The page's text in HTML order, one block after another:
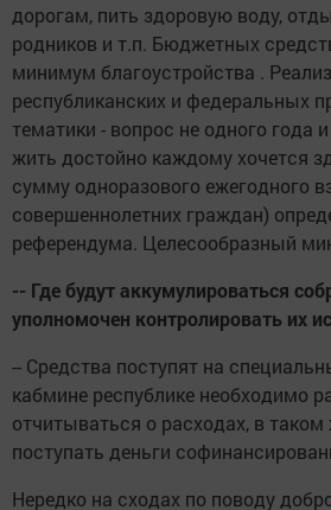
дорогам, пить здоровую воду,
родников и т.п. Бюджетных
минимум благоустройства .
республиканских и федеральных
тематики - вопрос не одного года
жить достойно каждому хочется
сумму одноразового ежегодного
совершеннолетних граждан)
референдума. Целесообразный
-- Где будут аккумулироваться
уполномочен контролировать их
-- Средства поступят на
кабмине республике необходимо
отчитываться о расходах, в
поступать деньги
Нередко на сходах по поводу